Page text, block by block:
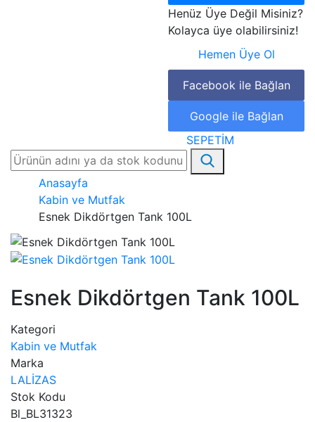
Henüz Üye Değil Misiniz?
Kolayca üye olabilirsiniz!
Hemen Üye Ol
Facebook ile Bağlan
Google ile Bağlan
SEPETİM
Anasayfa
Kabin ve Mutfak
Esnek Dikdörtgen Tank 100L
Esnek Dikdörtgen Tank 100L
Kategori
Kabin ve Mutfak
Marka
LALİZAS
Stok Kodu
Bl_BL31323